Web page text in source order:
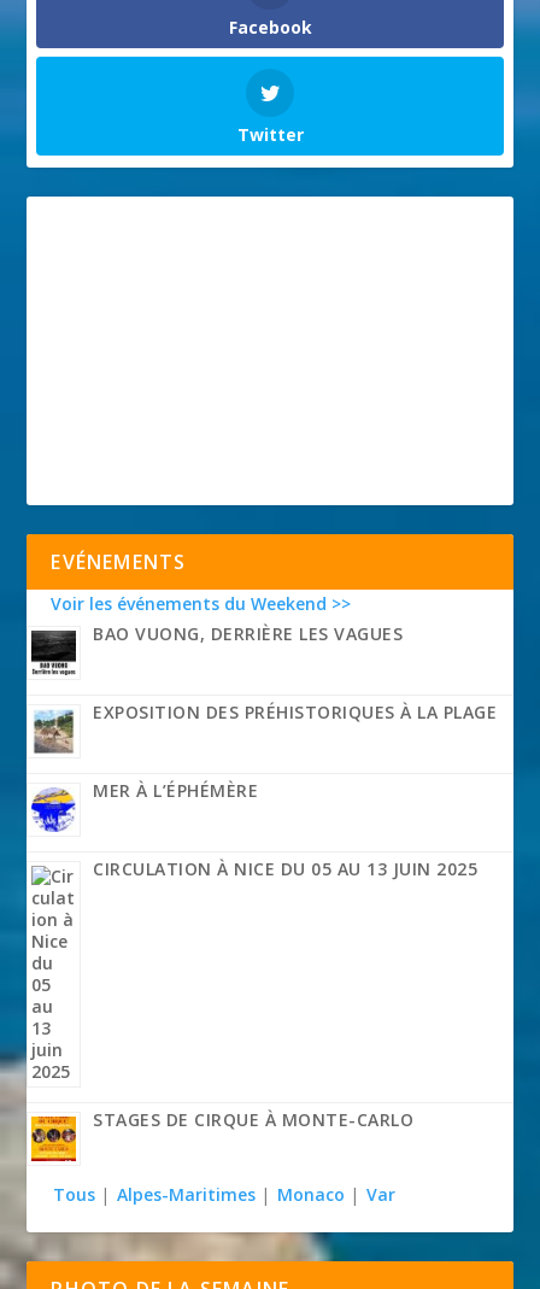
Facebook
Twitter
EVÉNEMENTS
Voir les événements du Weekend >>
BAO VUONG, DERRIÈRE LES VAGUES
EXPOSITION DES PRÉHISTORIQUES À LA PLAGE
MER À L’ÉPHÉMÈRE
CIRCULATION À NICE DU 05 AU 13 JUIN 2025
STAGES DE CIRQUE À MONTE-CARLO
Tous | Alpes-Maritimes | Monaco | Var